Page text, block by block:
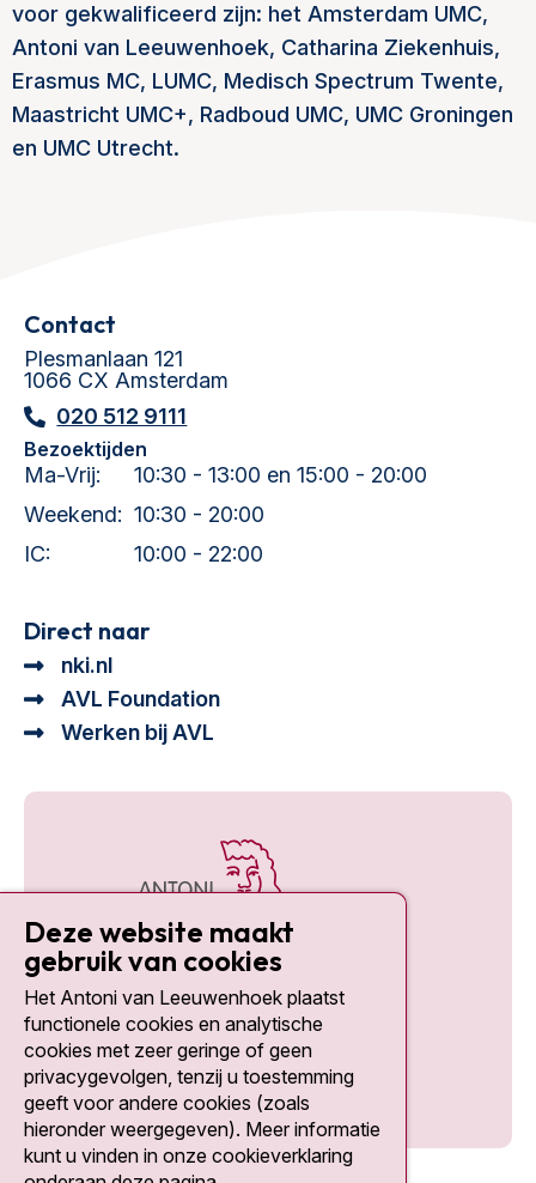
voor gekwalificeerd zijn: het Amsterdam UMC,
Antoni van Leeuwenhoek, Catharina Ziekenhuis,
Erasmus MC, LUMC, Medisch Spectrum Twente,
Maastricht UMC+, Radboud UMC, UMC Groningen
en UMC Utrecht.
Contact
Plesmanlaan 121
1066 CX Amsterdam
020 512 9111
Bezoektijden
Ma-Vrij:
10:30 - 13:00 en 15:00 - 20:00
Weekend: 10:30 - 20:00
IC:
10:00 - 22:00
Direct naar
nki.nl
AVL Foundation
Werken bij AVL
Social media
Deze website maakt
gebruik van cookies
Het Antoni van Leeuwenhoek plaatst
functionele cookies en analytische
cookies met zeer geringe of geen
privacygevolgen, tenzij u toestemming
geeft voor andere cookies (zoals
hieronder weergegeven). Meer informatie
kunt u vinden in onze cookieverklaring